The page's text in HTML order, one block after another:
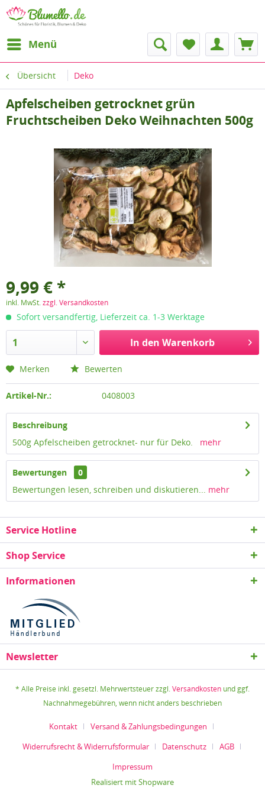
Menü
Übersicht Deko
Apfelscheiben getrocknet grün
Fruchtscheiben Deko Weihnachten 500g
9,99 € *
inkl. MwSt.zzgl. Versandkosten
Sofort versandfertig, Lieferzeit ca. 1-3 Werktage
In den Warenkorb
Merken Bewerten
Artikel-Nr.: 0408003
Beschreibung
500g Apfelscheiben getrocknet- nur für Deko. mehr
Bewertungen
0
Bewertungen lesen, schreiben und diskutieren... mehr
Service Hotline
Shop Service
Informationen
Newsletter
* Alle Preise inkl. gesetzl. Mehrwertsteuer zzgl.Versandkosten und ggf.
Nachnahmegebühren, wenn nicht anders beschrieben
Kontakt
Versand & Zahlungsbedingungen
Widerrufsrecht & Widerrufsformular
Datenschutz
AGB
Impressum
Realisiert mit Shopware